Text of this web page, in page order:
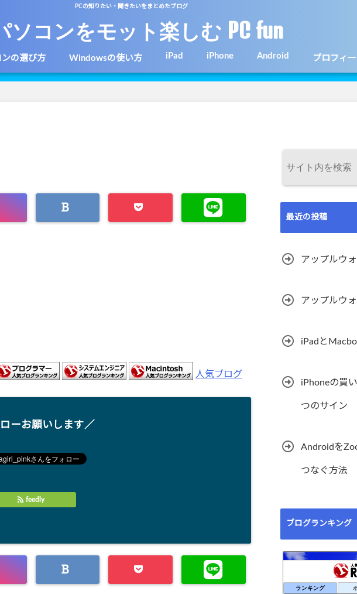
PCの知りたい・聞きたいをまとめたブログ
ソコンをモット楽しむ PC fun
の選び方 Windowsの使い方 iPad iPhone Android プロフィ
人気ブログ
ーお願いします／
feedly
最近の投稿
アップルウ
アップルウ
iPadと
iPhoneの買
つのサイン
Androidを
つなぐ方法
ブログランキング
ランキング